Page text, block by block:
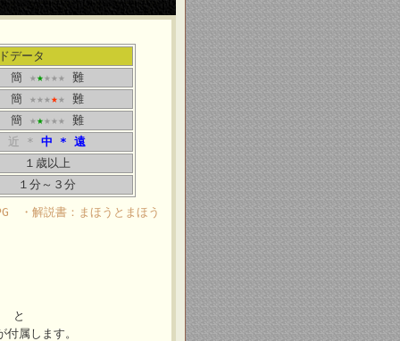
データ
簡 ★★★★★ 難
簡 ★★★★★ 難
簡 ★★★★★ 難
近 * 中 * 遠
１歳以上
１分～３分
・解説書：まほうとまほう
と
属します。